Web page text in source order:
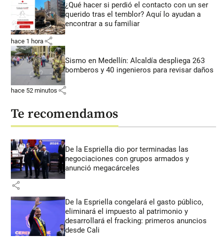
¿Qué hacer si perdió el contacto con un ser
querido tras el temblor? Aquí lo ayudan a
encontrar a su familiar
hace 1 hora share
Sismo en Medellín: Alcaldía despliega 263
bomberos y 40 ingenieros para revisar daños
hace 52 minutos share
Te recomendamos
De la Espriella dio por terminadas las
negociaciones con grupos armados y
anunció megacárceles
share
De la Espriella congelará el gasto público,
eliminará el impuesto al patrimonio y
desarrollará el fracking: primeros anuncios
desde Cali